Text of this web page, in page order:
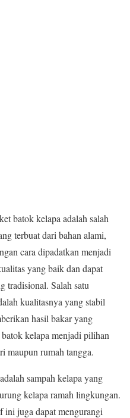
batok kelapa adalah salah
terbuat dari bahan alami,
cara dipadatkan menjadi
yang baik dan dapat
tradisional. Salah satu
kualitasnya yang stabil
hasil bakar yang
kelapa menjadi pilihan
maupun rumah tangga.
sampah kelapa yang
kelapa ramah lingkungan.
ini juga dapat mengurangi